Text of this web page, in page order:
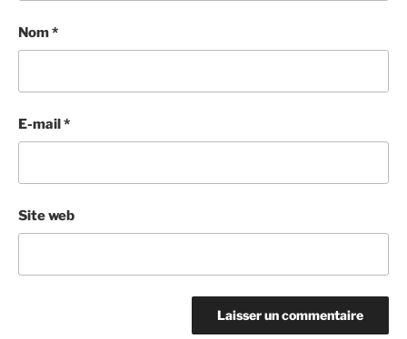
Nom*
E-mail*
Site web